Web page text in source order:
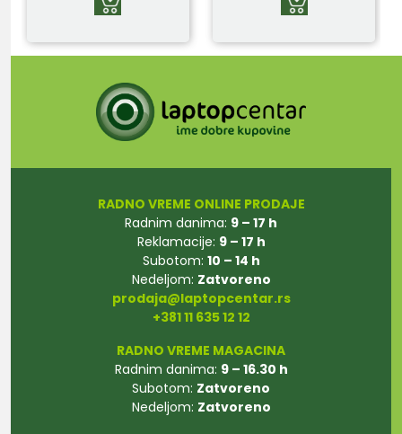
RADNO VREME ONLINE PRODAJE
Radnim danima: 9 – 17 h
Reklamacije: 9 – 17 h
Subotom: 10 – 14 h
Nedeljom: Zatvoreno
prodaja@laptopcentar.rs
+381 11 635 12 12
RADNO VREME MAGACINA
Radnim danima: 9 – 16.30 h
Subotom: Zatvoreno
Nedeljom: Zatvoreno